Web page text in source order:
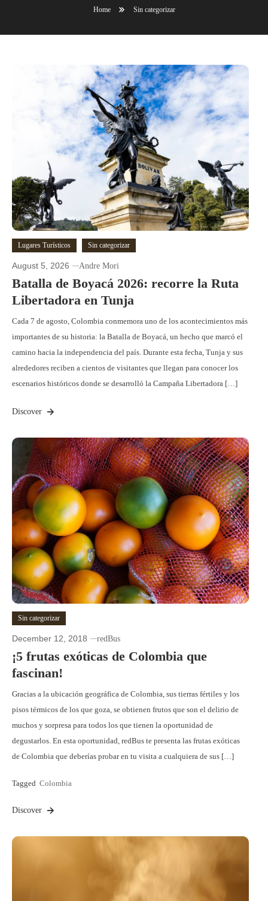
Home Sin categorizar
Lugares Turísticos Sin categorizar
August 5, 2026 Andre Mori
Batalla de Boyacá 2026: recorre la Ruta
Libertadora en Tunja
Cada 7 de agosto, Colombia conmemora uno de los acontecimientos más
importantes de su historia: la Batalla de Boyacá, un hecho que marcó el
camino hacia la independencia del país. Durante esta fecha, Tunja y sus
alrededores reciben a cientos de visitantes que llegan para conocer los
escenarios históricos donde se desarrolló la Campaña Libertadora […]
Discover
Sin categorizar
December 12, 2018 redBus
¡5 frutas exóticas de Colombia que
fascinan!
Gracias a la ubicación geográfica de Colombia, sus tierras fértiles y los
pisos térmicos de los que goza, se obtienen frutos que son el delirio de
muchos y sorpresa para todos los que tienen la oportunidad de
degustarlos. En esta oportunidad, redBus te presenta las frutas exóticas
de Colombia que deberías probar en tu visita a cualquiera de sus […]
Tagged Colombia
Discover